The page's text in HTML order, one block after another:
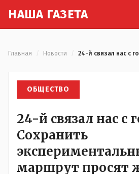
НАША ГАЗЕТА
Главная Новости
ОБЩЕСТВО
24-й связал нас с
Сохранить
маршрут просят